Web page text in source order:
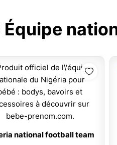
Équipe
national football team